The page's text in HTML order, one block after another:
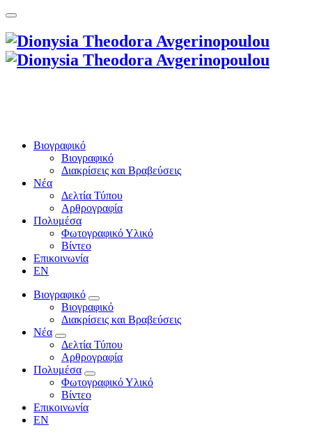
Βιογραφικό
Βιογραφικό
Διακρίσεις και Βραβεύσεις
Νέα
Δελτία Τύπου
Αρθρογραφία
Πολυμέσα
Φωτογραφικό Υλικό
Βίντεο
Επικοινωνία
EN
Βιογραφικό
Βιογραφικό
Διακρίσεις και Βραβεύσεις
Νέα
Δελτία Τύπου
Αρθρογραφία
Πολυμέσα
Φωτογραφικό Υλικό
Βίντεο
Επικοινωνία
EN